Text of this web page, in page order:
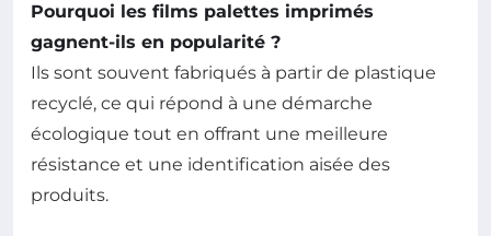
Pourquoi les films palettes imprimés
gagnent-ils en popularité ?
Ils sont souvent fabriqués à partir de plastique
recyclé, ce qui répond à une démarche
écologique tout en offrant une meilleure
résistance et une identification aisée des
produits.